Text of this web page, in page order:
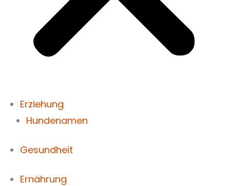
Erziehung
Hundenamen
Gesundheit
Ernährung